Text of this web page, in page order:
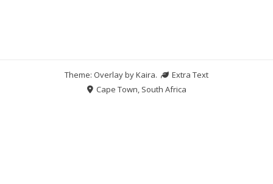
Theme: Overlay byKaira.
Extra Text
Cape Town, South Africa